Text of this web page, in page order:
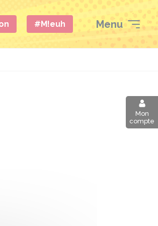
#M!euh Menu
Mon
compte